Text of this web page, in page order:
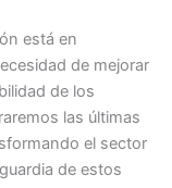
está en
de mejorar
de los
las últimas
el sector
de estos